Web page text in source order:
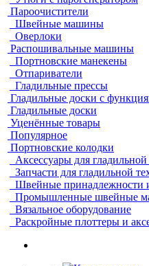
Пароочистители
Швейные машины
Оверлоки
Распошивальные машины
Портновские манекены
Отпариватели
Гладильные прессы
Гладильные доски с
Гладильные доски
Уценённые товары
Популярное
Портновские колодки
Аксессуары для
Запчасти для гладильной
Швейные принадлежности
Промышленные швейные
Вязальное оборудование
Раскройные плоттеры и